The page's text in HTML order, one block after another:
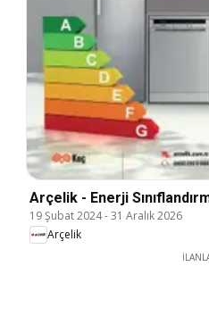
Arçelik - Enerji
19 Şubat 2024-31 Aralık 2026
Arçelik